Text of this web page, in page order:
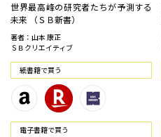
世界最高峰の研究者たちが予測する
未来 （ＳＢ新書）
著者：山本 康正
ＳＢクリエイティブ
紙書籍で買う
電⼦書籍で買う